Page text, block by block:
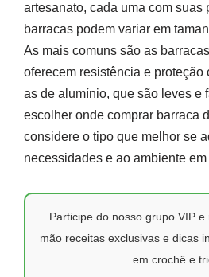
artesanato, cada uma com suas
barracas podem variar em
As mais comuns são as
oferecem resistência e proteção
as de alumínio, que são leves e
escolher onde comprar barraca
considere o tipo que melhor se
necessidades e ao ambiente
Participe do nosso grupo VIP
mão receitas exclusivas e dicas
em crochê e